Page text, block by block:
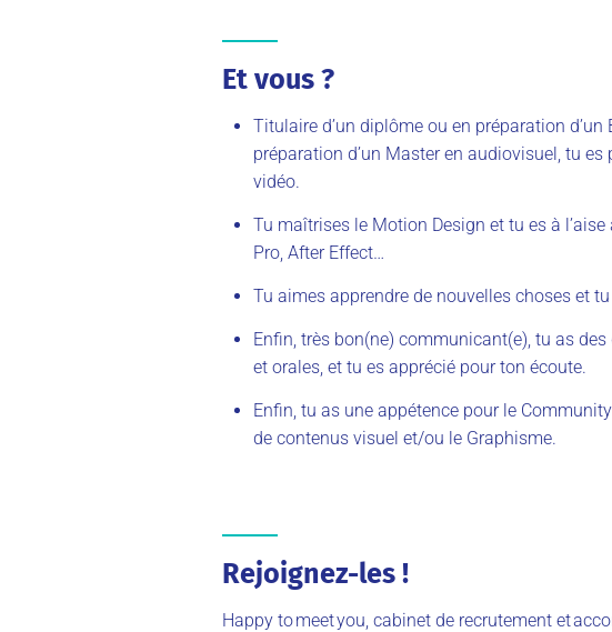
Et vous ?
Titulaire d’un diplôme ou en préparation
préparation d’un Master en audiovisuel, tu
vidéo.
Tu maîtrises le Motion Design et tu es à
Pro, After Effect…
Tu aimes apprendre de nouvelles choses et
Enfin, très bon(ne) communicant(e), tu as
et orales, et tu es apprécié pour ton écoute.
Enfin, tu as une appétence pour le
de contenus visuel et/ou le Graphisme.
Rejoignez-les !
Happy to meet you, cabinet de recrutement et